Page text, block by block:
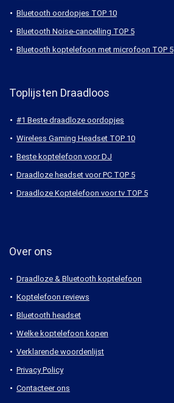
Bluetooth oordopjes TOP 10
Bluetooth Noise-cancelling TOP 5
Bluetooth koptelefoon met microfoon TOP 5
Toplijsten Draadloos
#1 Beste draadloze oordopjes
Wireless Gaming Headset TOP 10
Beste koptelefoon voor DJ
Draadloze headset voor PC TOP 5
Draadloze Koptelefoon voor tv TOP 5
Over ons
Draadloze & Bluetooth koptelefoon
Koptelefoon reviews
Bluetooth headset
Welke koptelefoon kopen
Verklarende woordenlijst
Privacy Policy
Contacteer ons